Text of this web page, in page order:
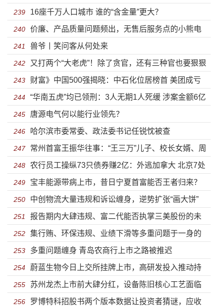
幅高达287.85%
239 16座千万人口城市 谁的“含金量”更大？
240 价廉、产品质量问题频出，无售后服务点的小熊电
器何时能品牌化？
241 兽爷丨笑问客从何处来
242 又打两个“大老虎”！除了贪官，还有三种官也要狠狠
打
243 财富》中国500强揭晓：中石化位居榜首 美团成亏
损之王
244 “华南五虎”均已领刑：3人无期1人死缓 涉案金额6亿
245 唐源电气何以能行业领先？
246 哈尔滨市委常委、政法委书记任锐忱被查
247 常州首富王振华往事：“王三万”儿子、校长女婿、周
某某的情人？
248 农行员工操纵73只债券赚2亿：外逃加拿大 北京7处
房产被查封
249 宝丰能源带病上市，昔日宁夏首富能否王者归来？
250 中创物流大量违规和诉讼缠身，逆势扩张“画大饼”
251 报告期内大肆违规、富二代能否执掌三美股份的未
来？
252 集行贿、环保违规、业绩下滑等多重问题于一身的
金时科技上市了
253 多重问题缠身 青岛农商行上市之路被推迟
254 蔚蓝生物今日上交所挂牌上市，高研发投入推动持
续成长
255 苏州龙杰上市前大肆分红，设备陈旧核心工艺面临
淘汰风险
256 罗博特科招股书两个版本数据让投资者猜谜，应收